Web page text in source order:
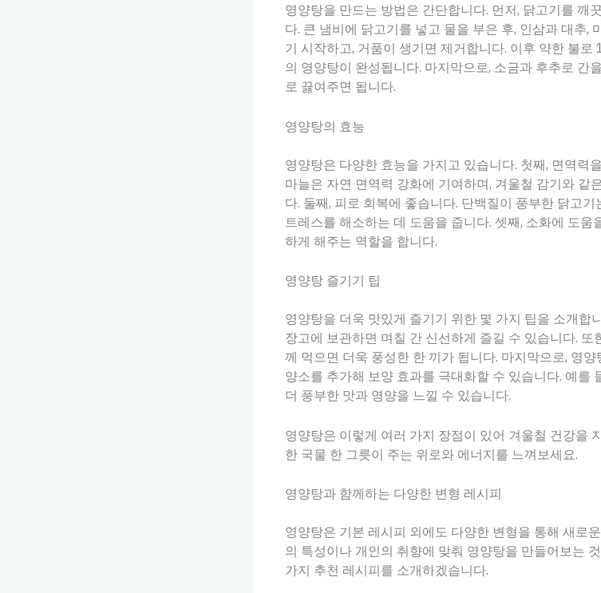
영양탕을 만드는 방법은 간단합니다. 먼저, 닭고기를 깨
다. 큰 냄비에 닭고기를 넣고 물을 부은 후, 인삼과 대추,
기 시작하고, 거품이 생기면 제거합니다. 이후 약한 불
의 영양탕이 완성됩니다. 마지막으로, 소금과 후추로 간
로 끓여주면 됩니다.
영양탕의 효능
영양탕은 다양한 효능을 가지고 있습니다. 첫째, 면역력
마늘은 자연 면역력 강화에 기여하며, 겨울철 감기와 같
다. 둘째, 피로 회복에 좋습니다. 단백질이 풍부한 닭고
트레스를 해소하는 데 도움을 줍니다. 셋째, 소화에 도움
하게 해주는 역할을 합니다.
영양탕 즐기기 팁
영양탕을 더욱 맛있게 즐기기 위한 몇 가지 팁을 소개합
장고에 보관하면 며칠 간 신선하게 즐길 수 있습니다.
께 먹으면 더욱 풍성한 한 끼가 됩니다. 마지막으로, 영
양소를 추가해 보양 효과를 극대화할 수 있습니다. 예를
더 풍부한 맛과 영양을 느낄 수 있습니다.
영양탕은 이렇게 여러 가지 장점이 있어 겨울철 건강을
한 국물 한 그릇이 주는 위로와 에너지를 느껴보세요.
영양탕과 함께하는 다양한 변형 레시피
영양탕은 기본 레시피 외에도 다양한 변형을 통해 새로
의 특성이나 개인의 취향에 맞춰 영양탕을 만들어보는
가지 추천 레시피를 소개하겠습니다.